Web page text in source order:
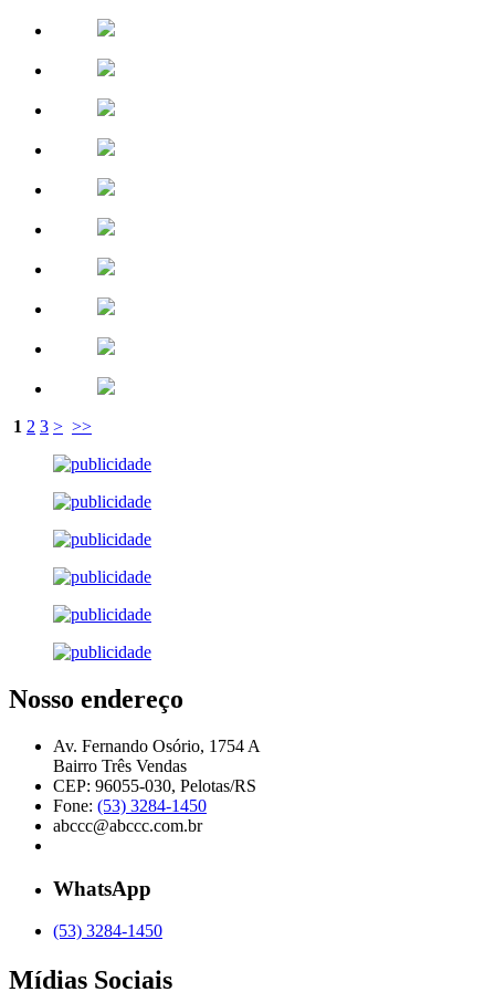
1 2 3 > >>
Nosso endereço
Av. Fernando Osório, 1754 A
Bairro Três Vendas
CEP: 96055-030, Pelotas/RS
Fone: (53) 3284-1450
abccc@abccc.com.br
WhatsApp
(53) 3284-1450
Mídias Sociais